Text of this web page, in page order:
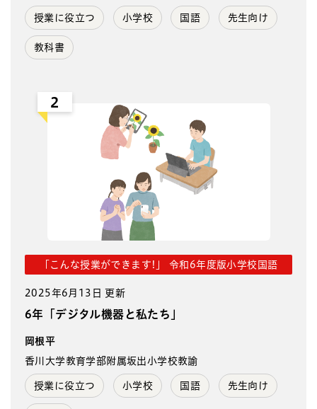
授業に役立つ 小学校 国語 先生向け
教科書
2
「こんな授業ができます!」 令和6年度版小学校国語
2025年6月13日 更新
6年「デジタル機器と私たち」
岡根平
香川大学教育学部附属坂出小学校教諭
授業に役立つ 小学校 国語 先生向け